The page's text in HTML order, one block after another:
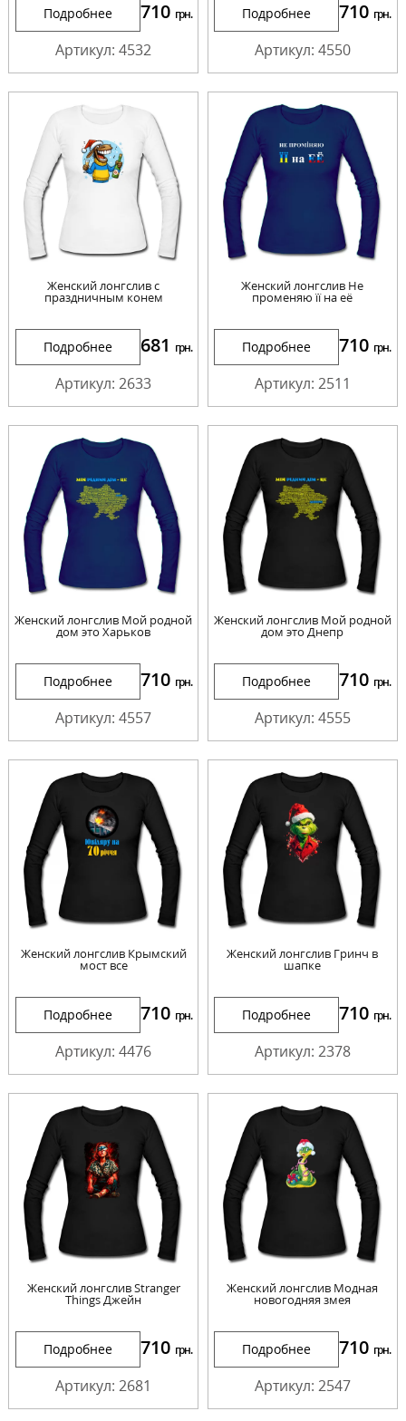
Подробнее 710 грн.
Артикул: 4532
Подробнее 710 грн.
Артикул: 4550
Женский лонгслив с
праздничным конем
Подробнее 681 грн.
Артикул: 2633
Женский лонгслив Не
променяю її на её
Подробнее 710 грн.
Артикул: 2511
Женский лонгслив Мой родной
дом это Харьков
Подробнее 710 грн.
Артикул: 4557
Женский лонгслив Мой родной
дом это Днепр
Подробнее 710 грн.
Артикул: 4555
Женский лонгслив Крымский
мост все
Подробнее 710 грн.
Артикул: 4476
Женский лонгслив Гринч в
шапке
Подробнее 710 грн.
Артикул: 2378
Женский лонгслив Stranger
Things Джейн
Подробнее 710 грн.
Артикул: 2681
Женский лонгслив Модная
новогодняя змея
Подробнее 710 грн.
Артикул: 2547